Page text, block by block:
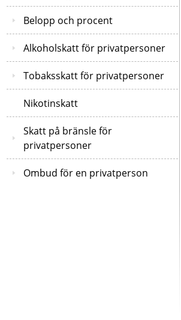
Belopp och procent
Alkoholskatt för privatpersoner
Tobaksskatt för privatpersoner
Nikotinskatt
Skatt på bränsle för
privatpersoner
Ombud för en privatperson